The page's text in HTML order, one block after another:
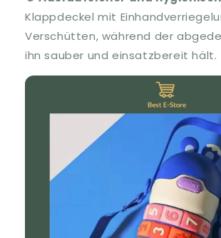
Klappdeckel mit
Verschütten, während der
ihn sauber und einsatzbereit hält.